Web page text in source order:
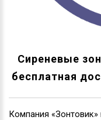
Сиреневые
бесплатная
Компания «Зонтовик»